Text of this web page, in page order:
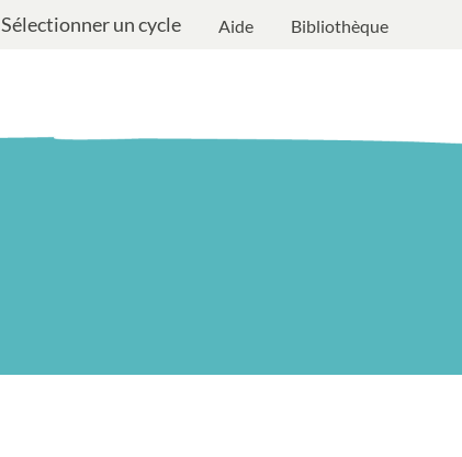
Sélectionner un cycle Aide Bibliothèque